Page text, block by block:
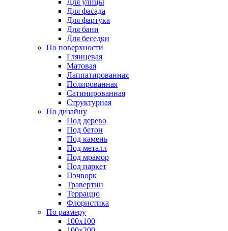
Для улицы
Для фасада
Для фартука
Для бани
Для беседки
По поверхности
Глянцевая
Матовая
Лаппатированная
Полированная
Сатинированная
Структурная
По дизайну
Под дерево
Под бетон
Под камень
Под металл
Под мрамор
Под паркет
Пэчворк
Травертин
Терраццо
Флористика
По размеру
100х100